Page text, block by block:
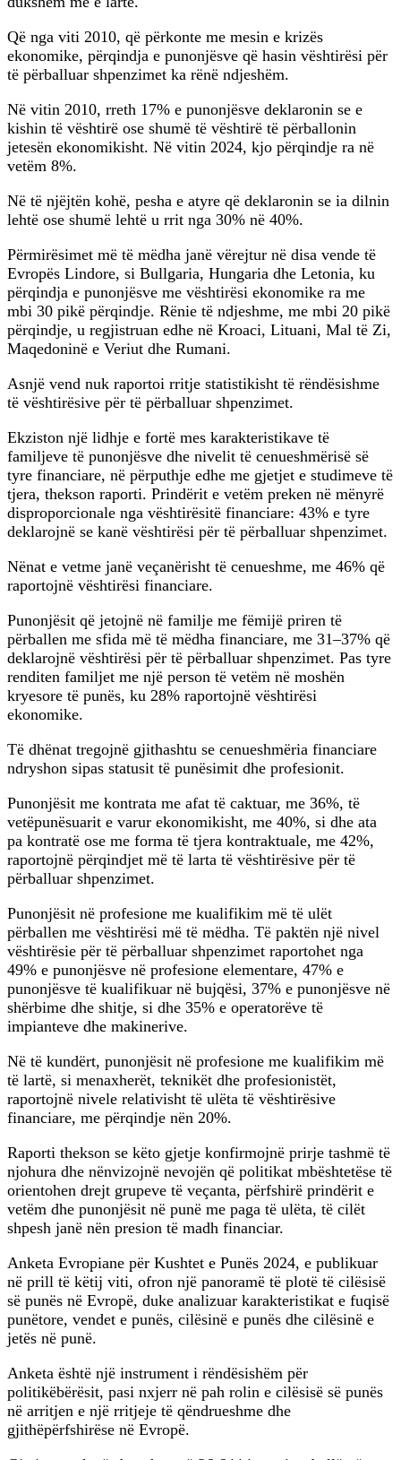
Që nga viti 2010, që përkonte me mesin e krizës
ekonomike, përqindja e punonjësve që hasin vështirësi për
të përballuar shpenzimet ka rënë ndjeshëm.
Në vitin 2010, rreth 17% e punonjësve deklaronin se e
kishin të vështirë ose shumë të vështirë të përballonin
jetesën ekonomikisht. Në vitin 2024, kjo përqindje ra në
vetëm 8%.
Në të njëjtën kohë, pesha e atyre që deklaronin se ia dilnin
lehtë ose shumë lehtë u rrit nga 30% në 40%.
Përmirësimet më të mëdha janë vërejtur në disa vende të
Evropës Lindore, si Bullgaria, Hungaria dhe Letonia, ku
përqindja e punonjësve me vështirësi ekonomike ra me
mbi 30 pikë përqindje. Rënie të ndjeshme, me mbi 20 pikë
përqindje, u regjistruan edhe në Kroaci, Lituani, Mal të Zi,
Maqedoninë e Veriut dhe Rumani.
Asnjë vend nuk raportoi rritje statistikisht të rëndësishme
të vështirësive për të përballuar shpenzimet.
Ekziston një lidhje e fortë mes karakteristikave të
familjeve të punonjësve dhe nivelit të cenueshmërisë së
tyre financiare, në përputhje edhe me gjetjet e studimeve të
tjera, thekson raporti. Prindërit e vetëm preken në mënyrë
disproporcionale nga vështirësitë financiare: 43% e tyre
deklarojnë se kanë vështirësi për të përballuar shpenzimet.
Nënat e vetme janë veçanërisht të cenueshme, me 46% që
raportojnë vështirësi financiare.
Punonjësit që jetojnë në familje me fëmijë priren të
përballen me sfida më të mëdha financiare, me 31–37% që
deklarojnë vështirësi për të përballuar shpenzimet. Pas tyre
renditen familjet me një person të vetëm në moshën
kryesore të punës, ku 28% raportojnë vështirësi
ekonomike.
Të dhënat tregojnë gjithashtu se cenueshmëria financiare
ndryshon sipas statusit të punësimit dhe profesionit.
Punonjësit me kontrata me afat të caktuar, me 36%, të
vetëpunësuarit e varur ekonomikisht, me 40%, si dhe ata
pa kontratë ose me forma të tjera kontraktuale, me 42%,
raportojnë përqindjet më të larta të vështirësive për të
përballuar shpenzimet.
Punonjësit në profesione me kualifikim më të ulët
përballen me vështirësi më të mëdha. Të paktën një nivel
vështirësie për të përballuar shpenzimet raportohet nga
49% e punonjësve në profesione elementare, 47% e
punonjësve të kualifikuar në bujqësi, 37% e punonjësve në
shërbime dhe shitje, si dhe 35% e operatorëve të
impianteve dhe makinerive.
Në të kundërt, punonjësit në profesione me kualifikim më
të lartë, si menaxherët, teknikët dhe profesionistët,
raportojnë nivele relativisht të ulëta të vështirësive
financiare, me përqindje nën 20%.
Raporti thekson se këto gjetje konfirmojnë prirje tashmë të
njohura dhe nënvizojnë nevojën që politikat mbështetëse të
orientohen drejt grupeve të veçanta, përfshirë prindërit e
vetëm dhe punonjësit në punë me paga të ulëta, të cilët
shpesh janë nën presion të madh financiar.
Anketa Evropiane për Kushtet e Punës 2024, e publikuar
në prill të këtij viti, ofron një panoramë të plotë të cilësisë
së punës në Evropë, duke analizuar karakteristikat e fuqisë
punëtore, vendet e punës, cilësinë e punës dhe cilësinë e
jetës në punë.
Anketa është një instrument i rëndësishëm për
politikëbërësit, pasi nxjerr në pah rolin e cilësisë së punës
në arritjen e një rritjeje të qëndrueshme dhe
gjithëpërfshirëse në Evropë.